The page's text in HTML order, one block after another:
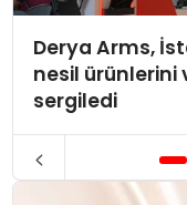
Derya Arms,
nesil ürünlerini
sergiledi